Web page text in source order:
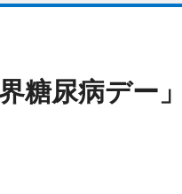
糖尿病デー